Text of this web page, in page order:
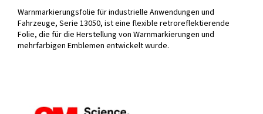
Warnmarkierungsfolie für industrielle Anwendungen und
Fahrzeuge, Serie 13050, ist eine flexible retroreflektierende
Folie, die für die Herstellung von Warnmarkierungen und
mehrfarbigen Emblemen entwickelt wurde.